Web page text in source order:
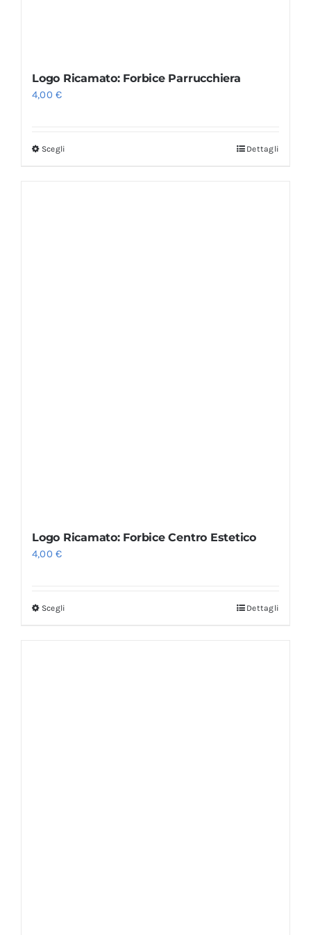
Logo Ricamato: Forbice Parrucchiera
4,00€
Scegli Dettagli
Logo Ricamato: Forbice Centro Estetico
4,00€
Scegli Dettagli